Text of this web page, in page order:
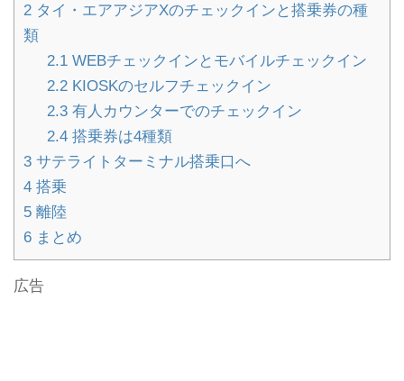
2 タイ・エアアジアXのチェックインと搭乗券の種
類
2.1WEBチェックインとモバイルチェックイン
2.2KIOSKのセルフチェックイン
2.3有人カウンターでのチェックイン
2.4搭乗券は4種類
3 サテライトターミナル搭乗口へ
4 搭乗
5 離陸
6 まとめ
広告